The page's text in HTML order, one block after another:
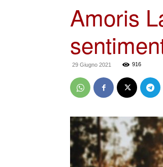
Amoris
29 Giugno 2021 916